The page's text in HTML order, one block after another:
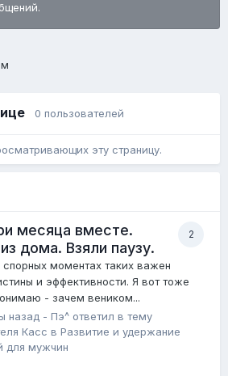
0 пользователей
эту страницу.
2
месяца вместе.
дома. Взяли паузу.
спорных моментах таких важен
и эффективности. Я вот тоже
- зачем веником...
назад - Пэ^ ответил в тему
Касс в Pазвитие и удержание
для мужчин